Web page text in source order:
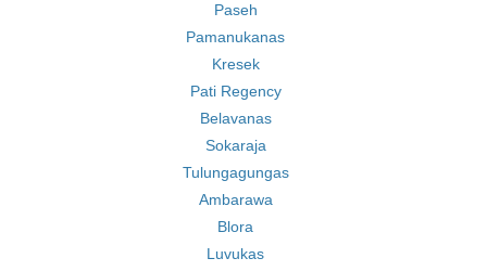
Paseh
Pamanukanas
Kresek
Pati Regency
Belavanas
Sokaraja
Tulungagungas
Ambarawa
Blora
Luvukas